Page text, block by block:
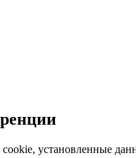
cookie, установленные